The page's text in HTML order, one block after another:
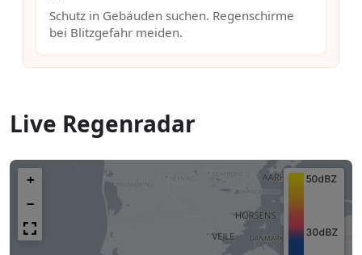
Schutz in Gebäuden suchen. Regenschirme
bei Blitzgefahr meiden.
Live Regenradar
+
−